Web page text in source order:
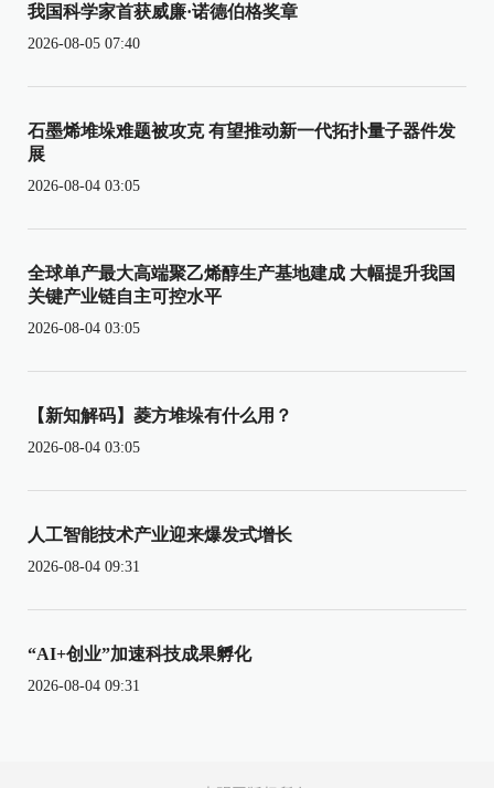
我国科学家首获威廉·诺德伯格奖章
2026-08-05 07:40
石墨烯堆垛难题被攻克 有望推动新一代拓扑量子器件发
展
2026-08-04 03:05
全球单产最大高端聚乙烯醇生产基地建成 大幅提升我国
关键产业链自主可控水平
2026-08-04 03:05
【新知解码】菱方堆垛有什么用？
2026-08-04 03:05
人工智能技术产业迎来爆发式增长
2026-08-04 09:31
“AI+创业”加速科技成果孵化
2026-08-04 09:31